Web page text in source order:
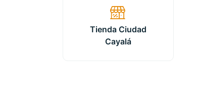
Tienda Ciudad
Cayalá